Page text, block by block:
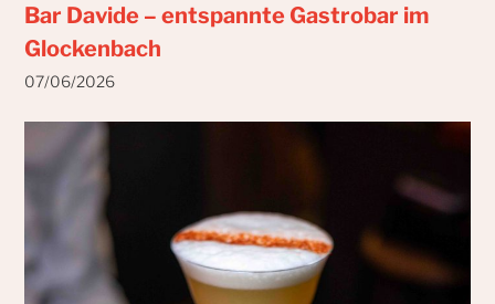
Bar Davide – entspannte Gastrobar im
Glockenbach
07/06/2026